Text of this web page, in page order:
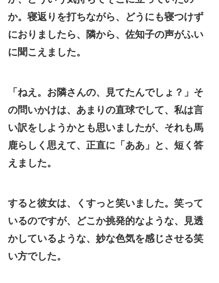
か。寝返りを打ちながら、どうにも寝つけず
におりましたら、隣から、佐知子の声がふい
に聞こえました。
「ねえ。お隣さんの、見てたんでしょ？」そ
の問いかけは、あまりの直球でして、私は言
い訳をしようかとも思いましたが、それも馬
鹿らしく思えて、正直に「ああ」と、短く答
えました。
すると彼女は、くすっと笑いました。笑って
いるのですが、どこか挑発的なような、見透
かしているような、妙な色気を感じさせる笑
い方でした。